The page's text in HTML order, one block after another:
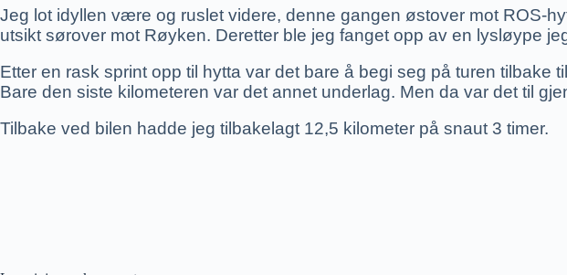
Jeg lot idyllen være og ruslet videre, denne gangen østover mot ROS-
utsikt sørover mot Røyken. Deretter ble jeg fanget opp av en lysløype
Etter en rask sprint opp til hytta var det bare å begi seg på turen
Bare den siste kilometeren var det annet underlag. Men da var det til
Tilbake ved bilen hadde jeg tilbakelagt 12,5 kilometer på snaut 3 timer.